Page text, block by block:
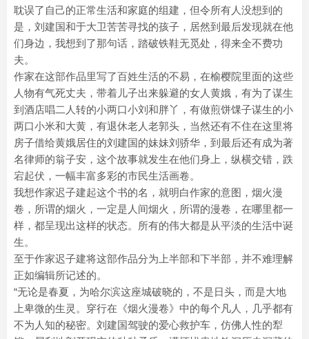
耽误了自己的正常生活和家庭的组建，但令所有人没想到的
是，刘建国和于大卫苦苦寻找的孩子，居然到最后发现就在他
们身边，我想到了那句话，踏破铁鞋无觅处，得来全不费功
夫。
作家在这部作品里写了百姓生活的不易，在榆樱院里面的这些
人物有气死丈夫，带着儿子出来躲避的女人黄娥，有为了谋生
到酒店唱二人转的小两口小刘和胖丫，有做煎饼馃子谋生的小
两口小米和大黄，有退休老人老郭头，当然还有不住在这里将
房子借给黄娥居住的刘建国的妹妹刘骄华，到最后还有成为著
名律师的翁子安，这个故事就发生在他们身上，纵横交错，跌
宕起伏，一幅丰富多彩的市民生活画卷。
我想作家迟子建起这个书的名，就明白作家的意图，烟火漫
卷，所谓的烟火，一定是人间烟火，所谓的漫卷，在哪里都一
样，都呈现出这样的状态。所有的伟大都是从平淡的生活中诞
生。
至于作家迟子建将这部作品分为上半部和下半部，并不难理解
正如编辑所记述的。
“无论是春夏，为哈尔滨这座城破晓的，不是日头，而是大地
上卑微的生灵。穿行在《烟火漫卷》中的每个凡人，几乎都有
不为人知的秘密。刘建国驾驶的爱心救护车，仿佛人性的犁